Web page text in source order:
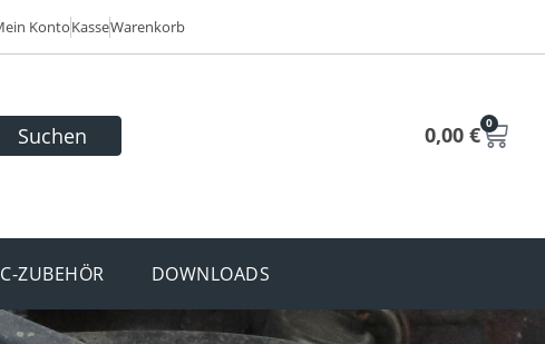
KontoKasseWarenkorb
Suchen 0,00 € 0
ZUBEHÖR DOWNLOADS